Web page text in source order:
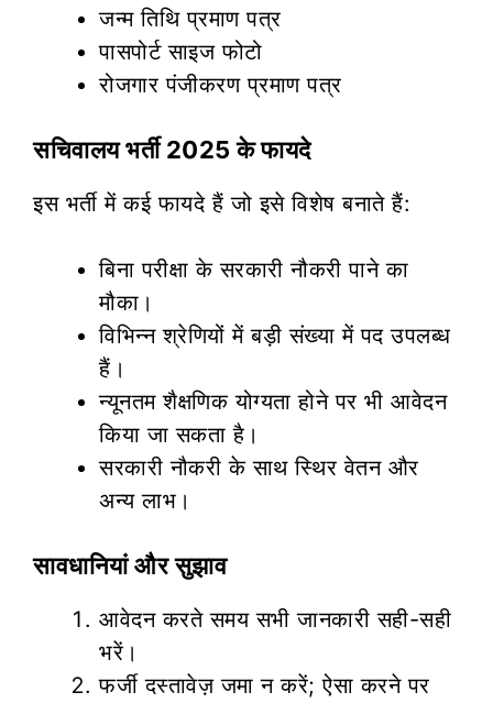
जन्म तिथि प्रमाण पत्र
पासपोर्ट साइज फोटो
रोजगार पंजीकरण प्रमाण पत्र
सचिवालय भर्ती 2025 के फायदे
इस भर्ती में कई फायदे हैं जो इसे विशेष बनाते हैं:
बिना परीक्षा के सरकारी नौकरी पाने का
मौका।
विभिन्न श्रेणियों में बड़ी संख्या में पद उपलब्ध
हैं।
न्यूनतम शैक्षणिक योग्यता होने पर भी आवेदन
किया जा सकता है।
सरकारी नौकरी के साथ स्थिर वेतन और
अन्य लाभ।
सावधानियां और सुझाव
आवेदन करते समय सभी जानकारी सही-सही
भरें।
फर्जी दस्तावेज़ जमा न करें; ऐसा करने पर